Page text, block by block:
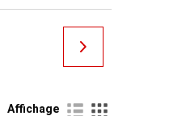
Affichage